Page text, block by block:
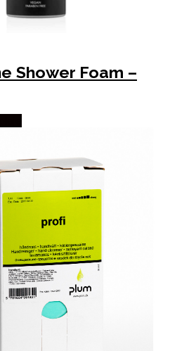
Shower Foam –